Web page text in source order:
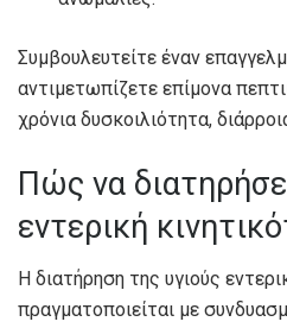
Συμβουλευτείτε έναν
αντιμετωπίζετε επίμονα
χρόνια δυσκοιλιότητα,
Πώς να
εντερική
Η διατήρηση της υγιούς
πραγματοποιείται με